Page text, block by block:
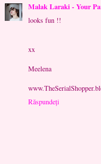
Malak Laraki - Your
looks fun !!
xx
Meelena
Răspundeți